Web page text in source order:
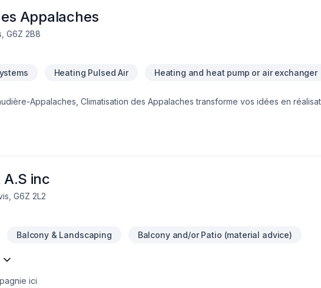
Appalaches
G6Z 2B8
Heating Pulsed Air Heating and heat pump or air exchanger
Appalaches, Climatisation des Appalaches transforme vos idées en
chaque client, pour garantir des résultats au-delà de vos attentes. Confiez votre
inc
G6Z 2L2
Balcony & Landscaping Balcony and/or Patio (material advice)
ici